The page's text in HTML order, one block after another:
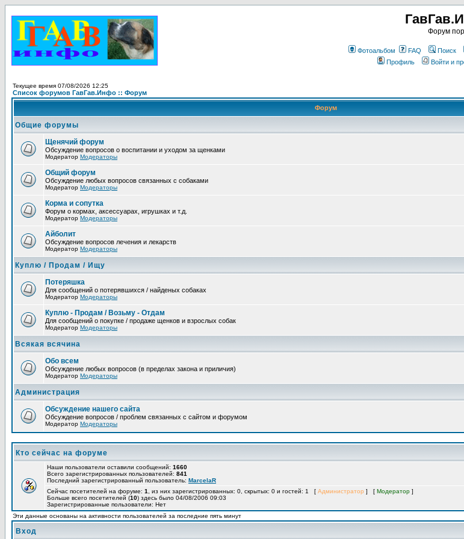
Форум
Фотоальбом FAQ Поиск
Профиль
Войти и
Текущее время 07/08/2026 12:25
Список форумов ГавГав.Инфо :: Форум
Форум
Общие форумы
Щенячий форум
Обсуждение вопросов о воспитании и уходом за щенками
Модератор Модераторы
Общий форум
Обсуждение любых вопросов связанных с собаками
Модератор Модераторы
Корма и сопутка
Форум о кормах, аксессуарах, игрушках и т.д.
Модератор Модераторы
Айболит
Обсуждение вопросов лечения и лекарств
Модератор Модераторы
Куплю / Продам / Ищу
Потеряшка
Для сообщений о потерявшихся / найденых собаках
Модератор Модераторы
Куплю - Продам / Возьму - Отдам
Для сообщений о покупке / продаже щенков и взрослых собак
Модератор Модераторы
Всякая всячина
Обо всем
Обсуждение любых вопросов (в пределах закона и приличия)
Модератор Модераторы
Администрация
Обсуждение нашего сайта
Обсуждение вопросов / проблем связанных с сайтом и форумом
Модератор Модераторы
Кто сейчас на форуме
Наши пользователи оставили сообщений: 1660
Всего зарегистрированных пользователей: 841
Последний зарегистрированный пользователь: MarcelaR
Сейчас посетителей на форуме: 1 , из них зарегистрированных: 0, скрытых: 0 и гостей: 1 [ Администратор ] [ Модератор ]
Больше всего посетителей (10) здесь было 04/08/2006 09:03
Зарегистрированные пользователи: Нет
Эти данные основаны на активности пользователей за последние пять минут
Вход